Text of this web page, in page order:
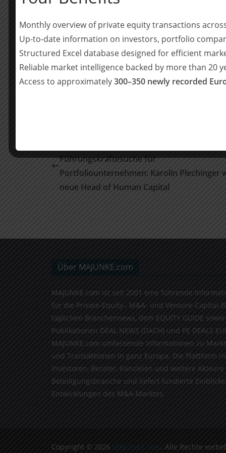
Vanessa-Mercedes Völlkopf, LL.B.(Senior
Ksenia Marchenko(Associate, M&A/
Teilen mit:
Führungskräftesuche für
Portfoliounternehmen: Karolin Plechinger
neue Head of Human Capital
Über MAJUNKE.com
MAJUNKE.com ist seit 2001 eine führende
für die Private-Equity-, M&A- und Venture-Capital-
täglichen Branchennews, dem EQUITY GUIDE
Publikationen DEAL NEWS (DACH) und PE DEALS
MAJUNKE.com umfassende Informationen zu
und Transaktionen in ganz Europa. Die Plattform
Investoren, Berater, Kanzleien und weitere Akteure
Beteiligungsbranche und liefert fundierte
Entwicklungen des M&A-Marktes.
Copyright © 2026 MAJUNKE.com. Alle Rechte
Monthly overview of private equity transactions
Up-to-date information on investors, portfolio
Structured Excel database designed for efficient
Reliable market intelligence backed by more than 20
Access to approximately300–350 newly recorded